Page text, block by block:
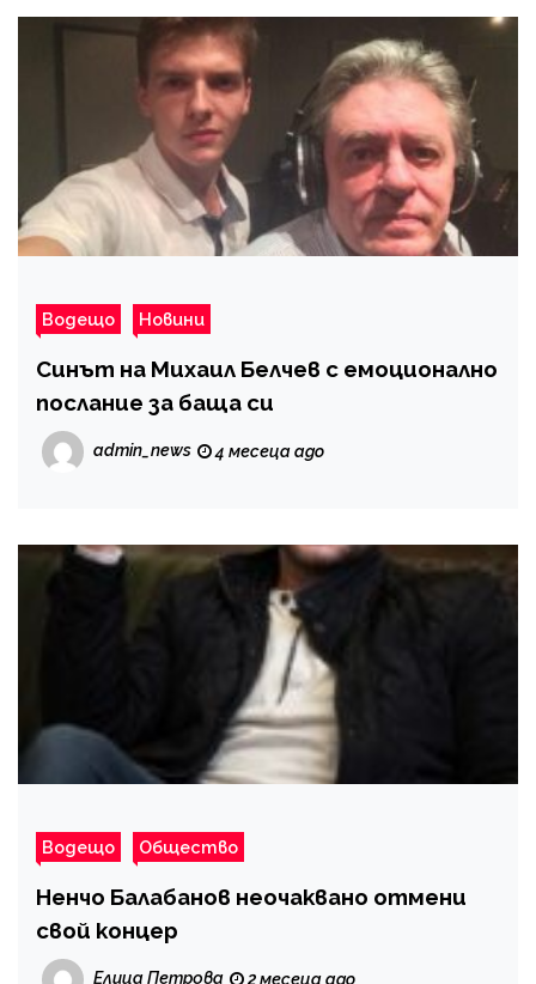
Водещо Новини
Синът на Михаил Белчев с емоционално
послание за баща си
admin_news 4 месеца ago
Водещо Общество
Ненчо Балабанов неочаквано отмени
свой концер
Елица Петрова 2 месеца ago